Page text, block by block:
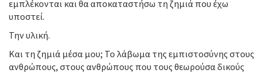
εμπλέκονται και θα αποκαταστήσω τη ζημιά που έχω
υποστεί.
Την υλική.
Και τη ζημιά μέσα μου; Το λάβωμα της εμπιστοσύνης στους
ανθρώπους, στους ανθρώπους που τους θεωρούσα δικούς